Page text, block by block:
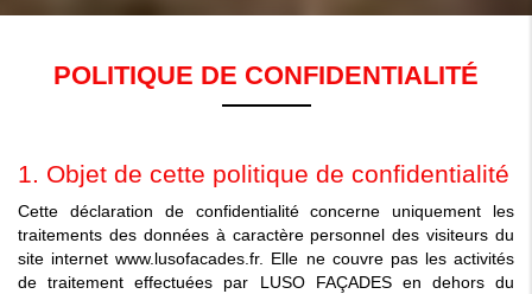
POLITIQUE DE CONFIDENTIALITÉ
1. Objet de cette politique de confidentialité
Cette déclaration de confidentialité concerne uniquement les
traitements des données à caractère personnel des visiteurs du
site internet www.lusofacades.fr. Elle ne couvre pas les activités
de traitement effectuées par LUSO FAÇADES en dehors du